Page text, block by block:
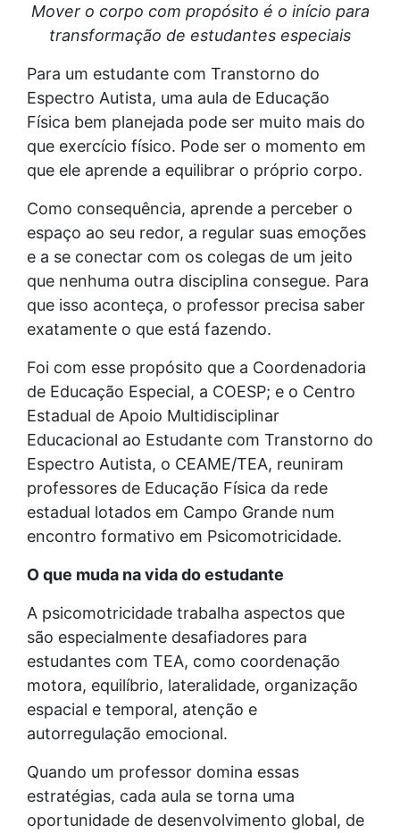
Mover o corpo com propósito é o início para
transformação de estudantes especiais
Para um estudante com Transtorno do
Espectro Autista, uma aula de Educação
Física bem planejada pode ser muito mais do
que exercício físico. Pode ser o momento em
que ele aprende a equilibrar o próprio corpo.
Como consequência, aprende a perceber o
espaço ao seu redor, a regular suas emoções
e a se conectar com os colegas de um jeito
que nenhuma outra disciplina consegue. Para
que isso aconteça, o professor precisa saber
exatamente o que está fazendo.
Foi com esse propósito que a Coordenadoria
de Educação Especial, a COESP; e o Centro
Estadual de Apoio Multidisciplinar
Educacional ao Estudante com Transtorno do
Espectro Autista, o CEAME/TEA, reuniram
professores de Educação Física da rede
estadual lotados em Campo Grande num
encontro formativo em Psicomotricidade.
O que muda na vida do estudante
A psicomotricidade trabalha aspectos que
são especialmente desafiadores para
estudantes com TEA, como coordenação
motora, equilíbrio, lateralidade, organização
espacial e temporal, atenção e
autorregulação emocional.
Quando um professor domina essas
estratégias, cada aula se torna uma
oportunidade de desenvolvimento global, de